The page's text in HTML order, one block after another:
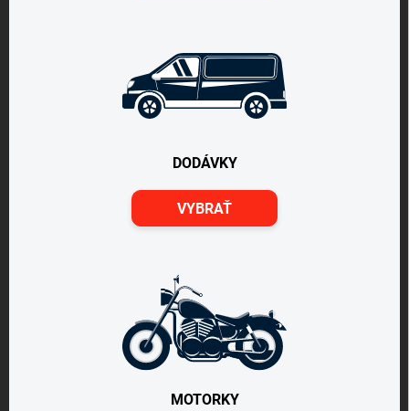
DODÁVKY
VYBRAŤ
MOTORKY